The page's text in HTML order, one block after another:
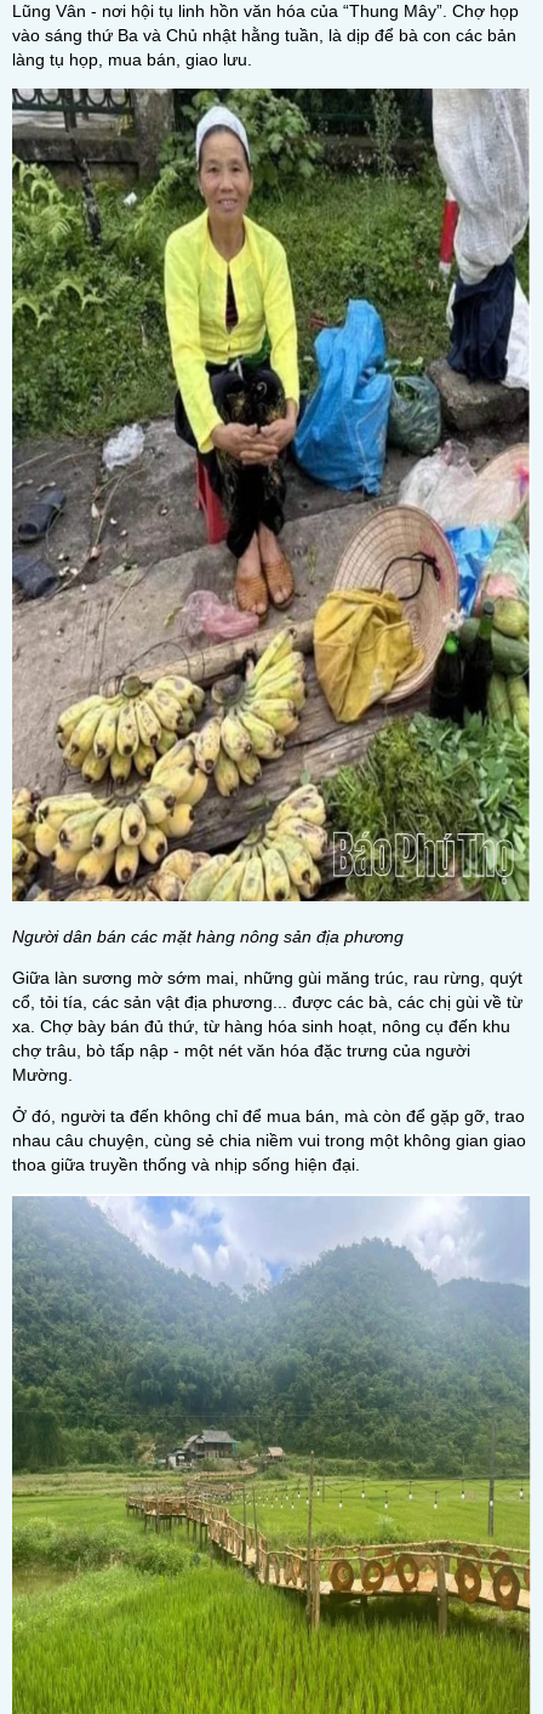
Lũng Vân - nơi hội tụ linh hồn văn hóa của “Thung Mây”. Chợ họp
vào sáng thứ Ba và Chủ nhật hằng tuần, là dịp để bà con các bản
làng tụ họp, mua bán, giao lưu.
Người dân bán các mặt hàng nông sản địa phương
Giữa làn sương mờ sớm mai, những gùi măng trúc, rau rừng, quýt
cổ, tỏi tía, các sản vật địa phương... được các bà, các chị gùi về từ
xa. Chợ bày bán đủ thứ, từ hàng hóa sinh hoạt, nông cụ đến khu
chợ trâu, bò tấp nập - một nét văn hóa đặc trưng của người
Mường.
Ở đó, người ta đến không chỉ để mua bán, mà còn để gặp gỡ, trao
nhau câu chuyện, cùng sẻ chia niềm vui trong một không gian giao
thoa giữa truyền thống và nhịp sống hiện đại.